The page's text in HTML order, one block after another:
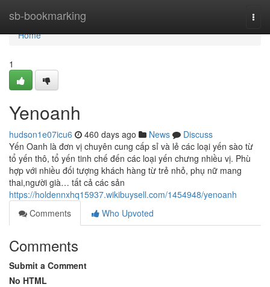
sb-bookmarking
Home
Home
1
Yenoanh
hudson1e07icu6 460 days ago News
Discuss
Yến Oanh là đơn vị chuyên cung cấp sỉ và lẻ các loại yến sào từ
tổ yến thô, tổ yến tinh chế đến các loại yến chưng nhiều vị. Phù
hợp với nhiều đối tượng khách hàng từ trẻ nhỏ, phụ nữ mang
thai,người già… tất cả các sản
https://holdennxhq15937.wikibuysell.com/1454948/yenoanh
Comments
Who Upvoted
Comments
Submit a Comment
No HTML